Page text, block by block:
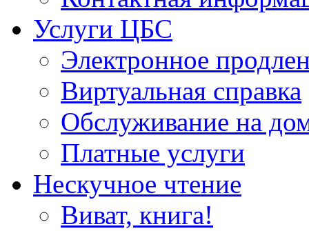
Услуги ЦБС
Электронное
Виртуальная справка
Обслуживание на
Платные услуги
Нескучное чтение
Виват, книга!